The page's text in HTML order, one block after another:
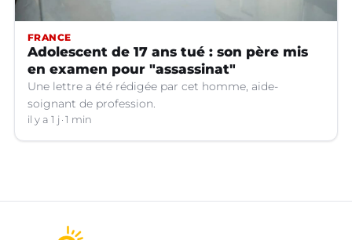
FRANCE
Adolescent de 17 ans tué : son père mis
en examen pour "assassinat"
Une lettre a été rédigée par cet homme, aide-
soignant de profession.
il y a 1 j 1 min